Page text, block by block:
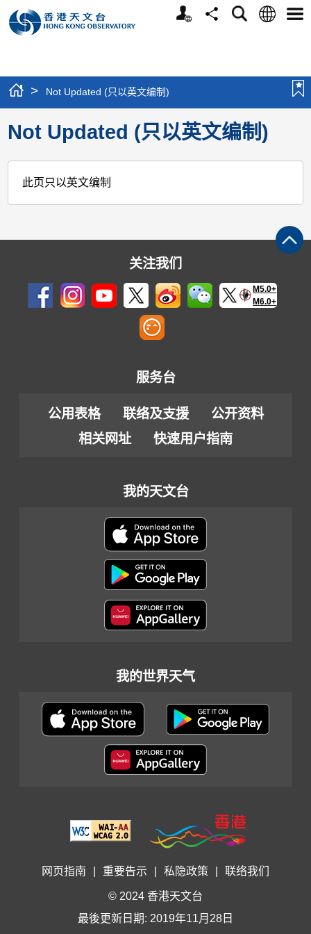
个
分
搜
语
选
> Not Updated (只以英文编制)
Not Updated (只以英文编制)
此页只以英文编制
关注我们
M5.0+
M6.0+
服务台
公用表格 联络及支援
公开资料
相关网址
快速用户指南
我的天文台
我的世界天气
网页指南 重要告示 私隐政策 联络我们
© 2024 香港天文台
最後更新日期: 2019年11月28日